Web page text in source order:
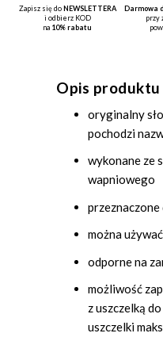
Zapisz się doNEWSLETTERA
i odbierz KOD
na 10% rabatu
Darmowa
przy
Opis produktu
oryginalny
pochodzi
wykonane ze
wapniowego
można
odporne na
możliwość
z uszczelką
uszczelki